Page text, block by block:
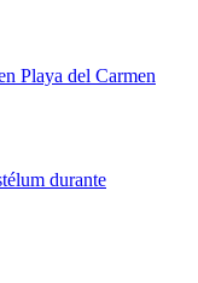
Playa del Carmen
durante